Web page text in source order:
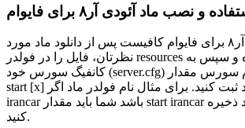
و نصب ماد آئودی آر۸ برای فایوام
برای نصب آئودی آر۸ برای فایوام کافیست پس از دانلود ماد مورد
نظرتان، فایل را در فولدر resources خود اکسترکت کرده و سپس به
کانفیگ سورس خود (server.cfg) بروید و با توجه به نام سورس مقدار
start [x] را در کانفیگ خود ثبت کنید. برای مثال نام فولدر ماد اگر
irancar باشد شما باید مقدار start irancar را در کانفیگ خود ذخیره
کنید.